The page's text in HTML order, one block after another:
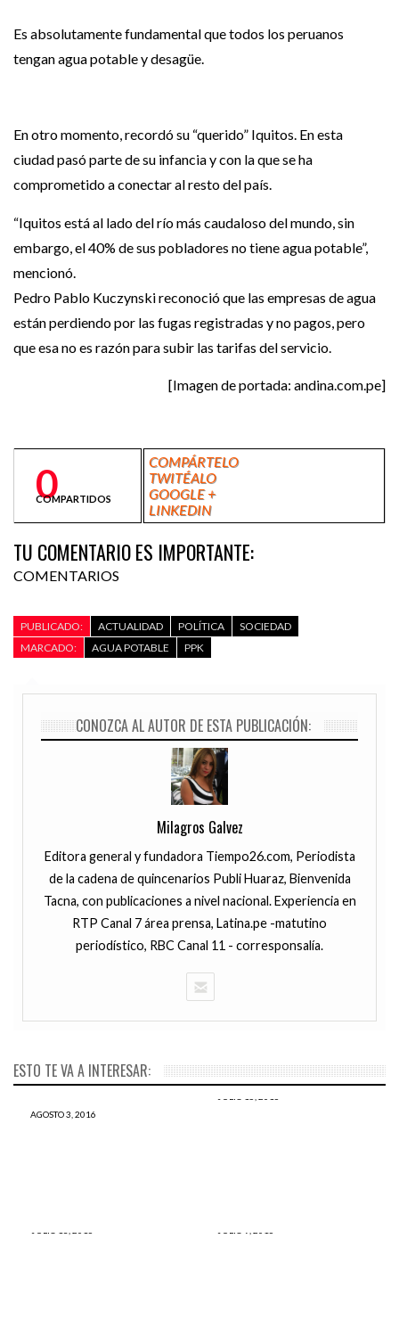
Es absolutamente fundamental que todos los peruanos
tengan agua potable y desagüe.
En otro momento, recordó su “querido” Iquitos. En esta
ciudad pasó parte de su infancia y con la que se ha
comprometido a conectar al resto del país.
“Iquitos está al lado del río más caudaloso del mundo, sin
embargo, el 40% de sus pobladores no tiene agua potable”,
mencionó.
Pedro Pablo Kuczynski reconoció que las empresas de agua
están perdiendo por las fugas registradas y no pagos, pero
que esa no es razón para subir las tarifas del servicio.
[Imagen de portada: andina.com.pe]
COMPÁRTELO
TWITÉALO
GOOGLE +
LINKEDIN
0
COMPARTIDOS
TU COMENTARIO ES IMPORTANTE:
COMENTARIOS
PUBLICADO: ACTUALIDAD POLÍTICA
SOCIEDAD
MARCADO:
AGUA POTABLE PPK
CONOZCA AL AUTOR DE ESTA PUBLICACIÓN:
Milagros Galvez
Editora general y fundadora Tiempo26.com, Periodista
de la cadena de quincenarios Publi Huaraz, Bienvenida
Tacna, con publicaciones a nivel nacional. Experiencia en
RTP Canal 7 área prensa, Latina.pe -matutino
periodístico, RBC Canal 11 - corresponsalía.
ESTO TE VA A INTERESAR:
AGOSTO 3, 2016
JULIO 15, 2016
JULIO 13, 2016 JULIO 9, 2016